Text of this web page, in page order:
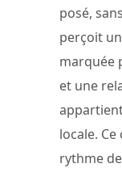
posé,
perçoit
marquée
et une
locale.
rythme